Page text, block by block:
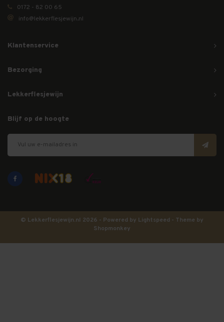
0172 - 82 00 65
info@lekkerflesjewijn.nl
Klantenservice
Bezorging
Lekkerflesjewijn
Blijf op de hoogte
© Lekkerflesjewijn.nl 2026 - Powered by Lightspeed - Theme by
Shopmonkey